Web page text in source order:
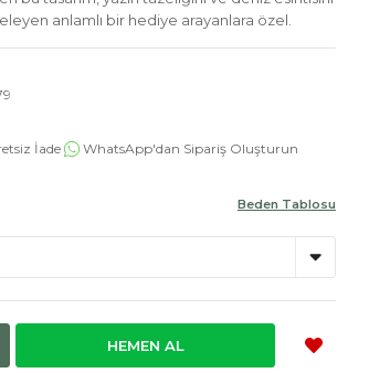
anlamlı bir hediye arayanlara özel.
İade WhatsApp'dan Sipariş Oluşturun
Beden Tablosu
HEMEN AL